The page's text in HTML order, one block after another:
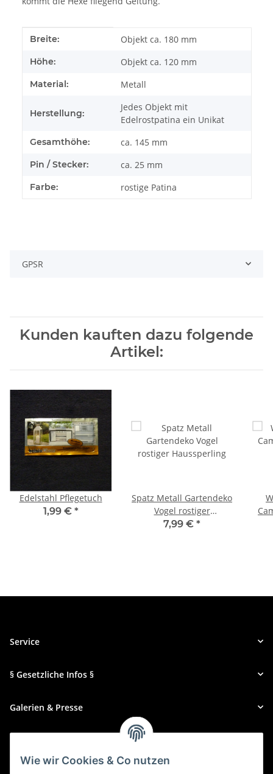
Wie wir Cookies & Co nutzen
Produkteigenschaft
Wert
Breite: Objekt ca. 180 mm
Höhe: Objekt ca. 120 mm
Material: Metall
Herstellung:
Jedes Objekt mit
Edelrostpatina ein Unikat
Gesamthöhe: ca. 145 mm
Pin / Stecker: ca. 25 mm
Farbe: rostige Patina
GPSR
Kunden kauften dazu folgende
Artikel:
Edelstahl Pflegetuch
1,99 € *
Spatz Metall Gartendeko
Vogel rostiger
Haussperling
7,99 € *
Service
§ Gesetzliche Infos §
Galerien & Presse